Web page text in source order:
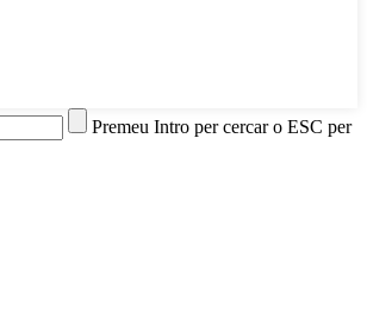
Premeu Intro per cercar o ESC per